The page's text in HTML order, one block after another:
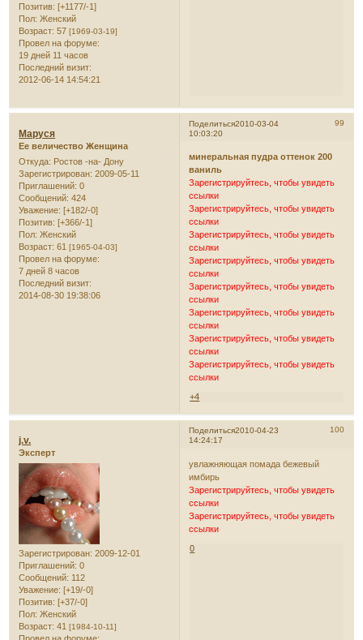
Позитив: [+1177/-1]
Пол: Женский
Возраст: 57[1969-03-19]
Провел на форуме:
19 дней 11 часов
Последний визит:
2012-06-14 14:54:21
Поделиться 99
2010-03-04
10:03:20
Маруся
Ее величество Женщина
Откуда: Ростов -на- Дону
Зарегистрирован: 2009-05-11
Приглашений: 0
Сообщений: 424
Уважение: [+182/-0]
Позитив: [+366/-1]
Пол: Женский
Возраст: 61[1965-04-03]
Провел на форуме:
7 дней 8 часов
Последний визит:
2014-08-30 19:38:06
минеральная пудра оттенок 200
ваниль
Зарегистрируйтесь, чтобы увидеть
ссылки
Зарегистрируйтесь, чтобы увидеть
ссылки
Зарегистрируйтесь, чтобы увидеть
ссылки
Зарегистрируйтесь, чтобы увидеть
ссылки
Зарегистрируйтесь, чтобы увидеть
ссылки
Зарегистрируйтесь, чтобы увидеть
ссылки
Зарегистрируйтесь, чтобы увидеть
ссылки
Зарегистрируйтесь, чтобы увидеть
ссылки
+4
Поделиться 100
2010-04-23
14:24:17
j.v.
Эксперт
Зарегистрирован: 2009-12-01
Приглашений: 0
Сообщений: 112
Уважение: [+19/-0]
Позитив: [+37/-0]
Пол: Женский
Возраст: 41[1984-10-11]
увлажняющая помада бежевый
имбирь
Зарегистрируйтесь, чтобы увидеть
ссылки
Зарегистрируйтесь, чтобы увидеть
ссылки
0